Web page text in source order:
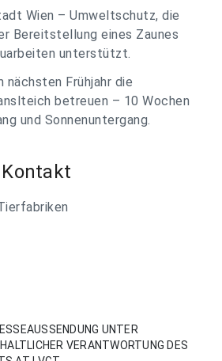
Wien – Umweltschutz, die
Bereitstellung eines Zaunes
unterstützt.
nächsten Frühjahr die
betreuen – 10 Wochen
und Sonnenuntergang.
UNTER
VERANTWORTUNG DES